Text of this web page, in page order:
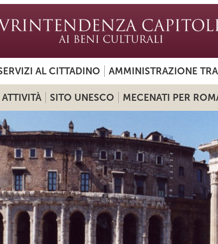
AL CITTADINO AMMINISTRAZIONE
ATTIVITÀ SITO UNESCO MECENATI PER